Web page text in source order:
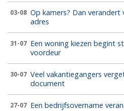
03-08 Op kamers? Dan verandert
adres
31-07 Een woning kiezen begint
voordeur
30-07 Veel vakantiegangers
document
27-07 Een bedrijfsovername